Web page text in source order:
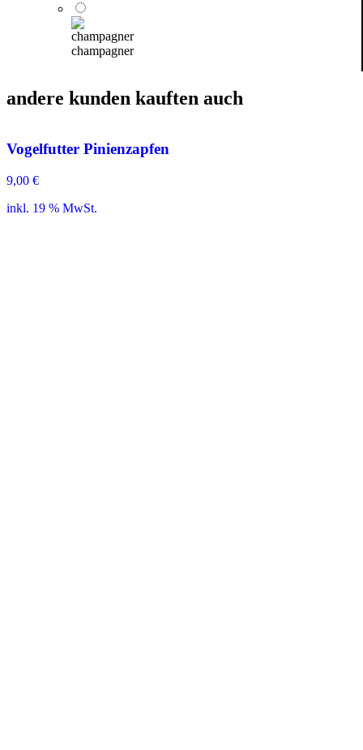
champagner
andere kunden kauften auch
Vogelfutter Pinienzapfen
9,00 €
inkl. 19 % MwSt.